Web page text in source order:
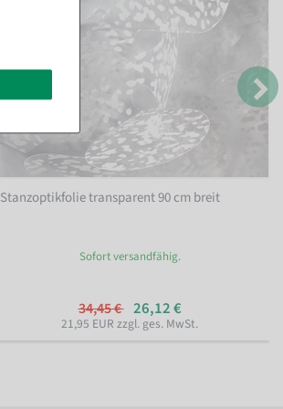
Stanzoptikfolie transparent 90 cm breit
Sofort versandfähig.
34,45 € 26,12 €
21,95 EUR zzgl. ges. MwSt.